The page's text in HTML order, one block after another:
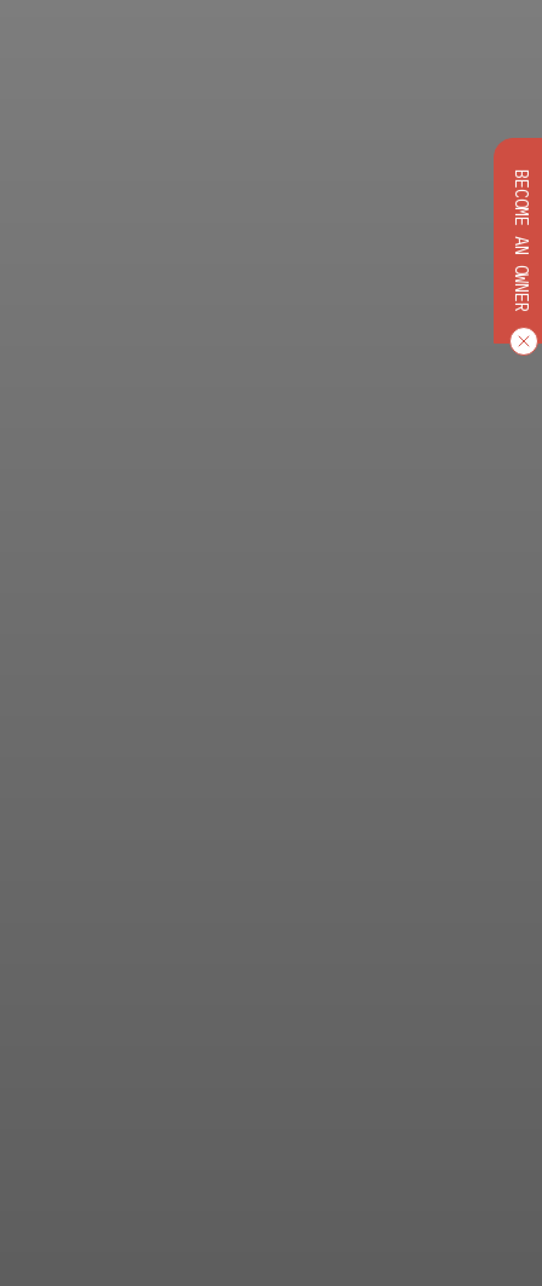
BECOME AN OWNER